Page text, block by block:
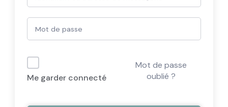
Me garder connecté
Mot de passe
oublié ?